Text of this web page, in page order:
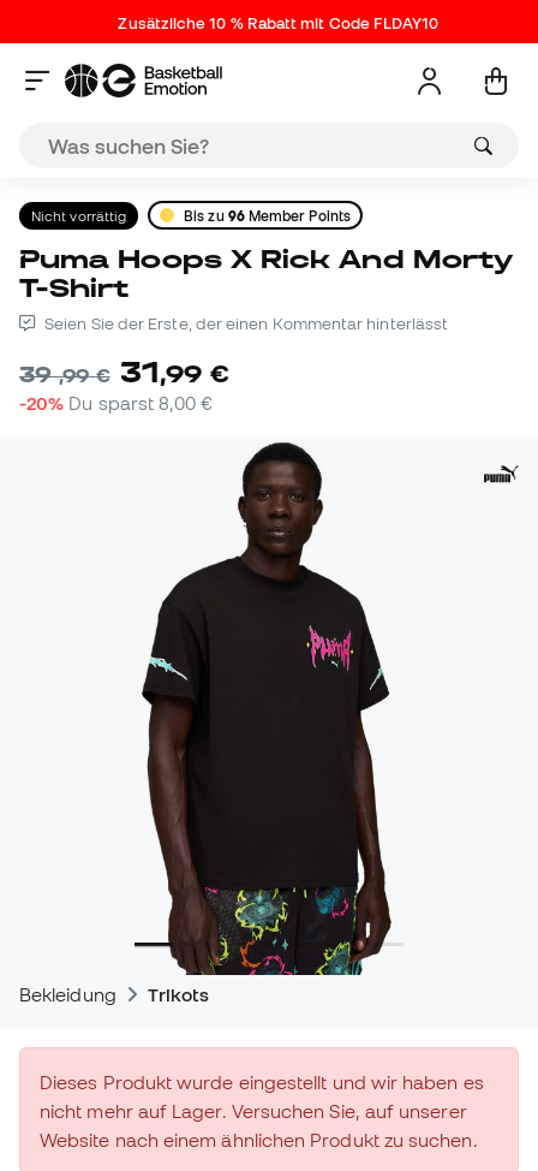
Zusätzliche 10 % Rabatt mit Code FLDAY10
Nicht vorrättig Bis zu 96Member Points
Puma Hoops X Rick And Morty
T-Shirt
Seien Sie der Erste, der einen Kommentar hinterlässt
39,99 € 31,99 €
-20% Du sparst8,00 €
Bekleidung Trikots
Dieses Produkt wurde eingestellt und wir haben es
nicht mehr auf Lager. Versuchen Sie, auf unserer
Website nach einem ähnlichen Produkt zu suchen.